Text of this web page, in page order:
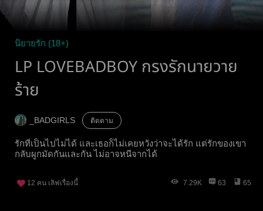
นิยายรัก (18+)
LP LOVEBADBOY กรงรักนายวาย
ร้าย
_BADGIRLS ติดตาม
รักที่เป็นไปไม่ได้ และเธอก็ไม่เคยหวังว่าจะได้รัก แต่รักของเขา
กลับผูกมัดกันและกัน ไม่อาจหนีจากได้
12 คน เลิฟเรื่องนี้ 7.29K 63 65